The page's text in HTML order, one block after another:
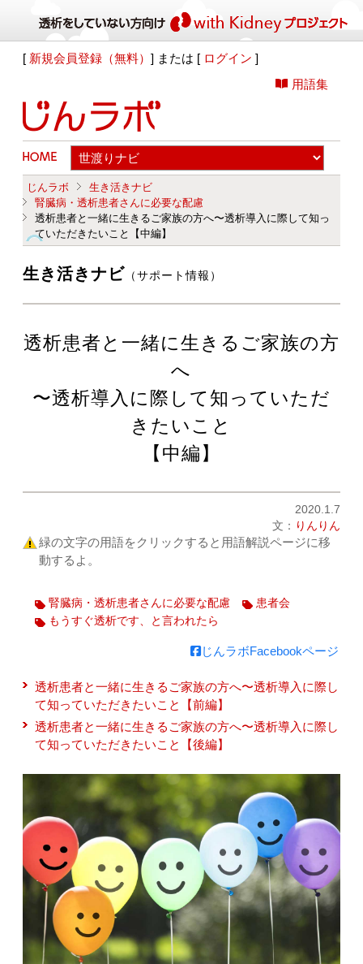
[ 新規会員登録（無料）] または [ ログイン ]
用語集
じんラボ
生き活きナビ
腎臓病・透析患者さんに必要な配慮
透析患者と一緒に生きるご家族の方へ〜透析導入に際して知っ
ていただきたいこと【中編】
生き活きナビ （サポート情報）
透析患者と一緒に生きるご家族の方
へ
〜透析導入に際して知っていただ
きたいこと
【中編】
2020.1.7
文： りんりん
緑の文字の用語をクリックすると用語解説ページに移
動するよ。
腎臓病・透析患者さんに必要な配慮
患者会
もうすぐ透析です、と言われたら
じんラボFacebookページ
透析患者と一緒に生きるご家族の方へ〜透析導入に際し
て知っていただきたいこと【前編】
透析患者と一緒に生きるご家族の方へ〜透析導入に際し
て知っていただきたいこと【後編】